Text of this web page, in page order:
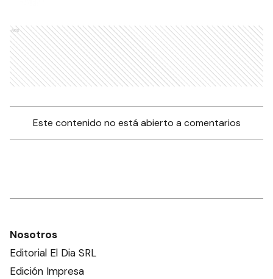
Ads
Este contenido no está abierto a comentarios
Nosotros
Editorial El Dia SRL
Edición Impresa